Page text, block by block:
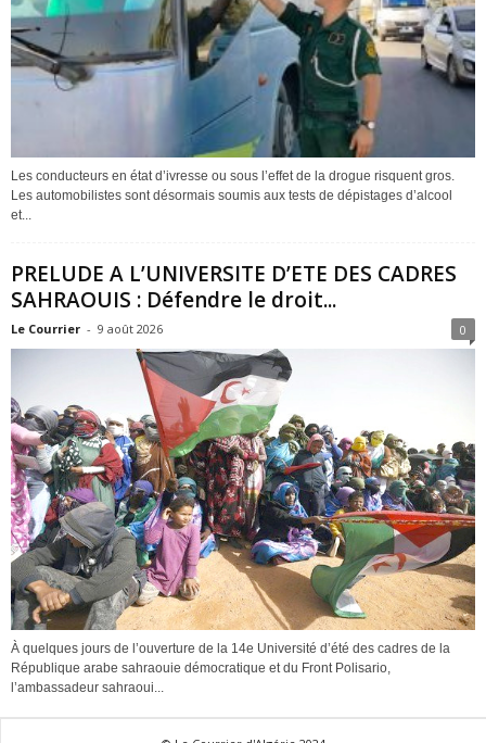
Les conducteurs en état d’ivresse ou sous l’effet de la drogue risquent gros.
Les automobilistes sont désormais soumis aux tests de dépistages d’alcool
et...
PRELUDE A L’UNIVERSITE D’ETE DES CADRES
SAHRAOUIS : Défendre le droit...
Le Courrier - 9 août 2026 0
À quelques jours de l’ouverture de la 14e Université d’été des cadres de la
République arabe sahraouie démocratique et du Front Polisario,
l’ambassadeur sahraoui...